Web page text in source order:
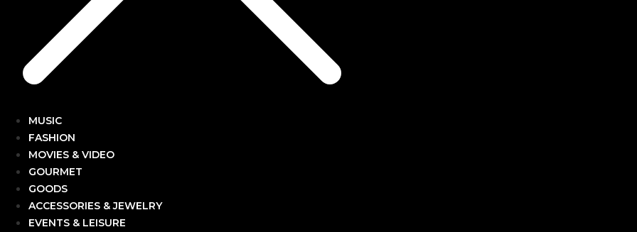
MUSIC
FASHION
MOVIES & VIDEO
GOURMET
GOODS
ACCESSORIES & JEWELRY
EVENTS & LEISURE